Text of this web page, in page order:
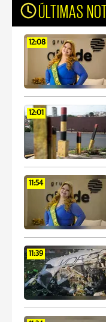
ÚLTIMAS
12:08
12:01
11:54
11:39